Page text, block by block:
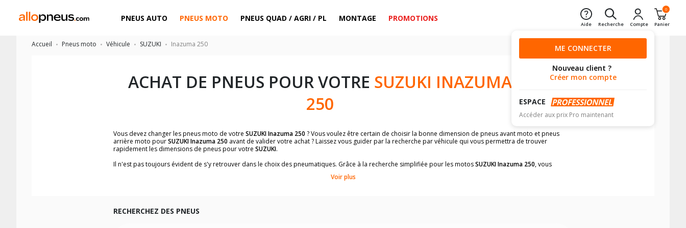
PNEUS AUTO PNEUS MOTO PNEUS QUAD / AGRI / PL MONTAGE PROMOTIONS
Aide Recherche Compte
0
Panier
ME CONNECTER
Nouveau client ?
Créer mon compte
ESPACE
Accéder aux prix Pro maintenant
Accueil Pneus moto Véhicule SUZUKI Inazuma 250
ACHAT DE PNEUS POUR VOTRE SUZUKI INAZUMA
250
Vous devez changer les pneus moto de votre SUZUKI Inazuma 250 ? Vous voulez être certain de choisir la bonne dimension de pneus avant moto et pneus
arrière moto pourSUZUKI Inazuma 250 avant de valider votre achat ? Laissez vous guider par la recherche par véhicule qui vous permettra de trouver
rapidement les dimensions de pneus pour votre SUZUKI.
Il n'est pas toujours évident de s'y retrouver dans le choix des pneumatiques. Grâce à la recherche simplifiée pour les motosSUZUKI Inazuma 250, vous
Vous ne savez pas comment trouver les dimensions de vos pneus ? Ces informations sont indiquées sur le flanc des pneumatiques, dans le carnet de bord de
facilement.
Voir plus
RECHERCHEZ DES PNEUS